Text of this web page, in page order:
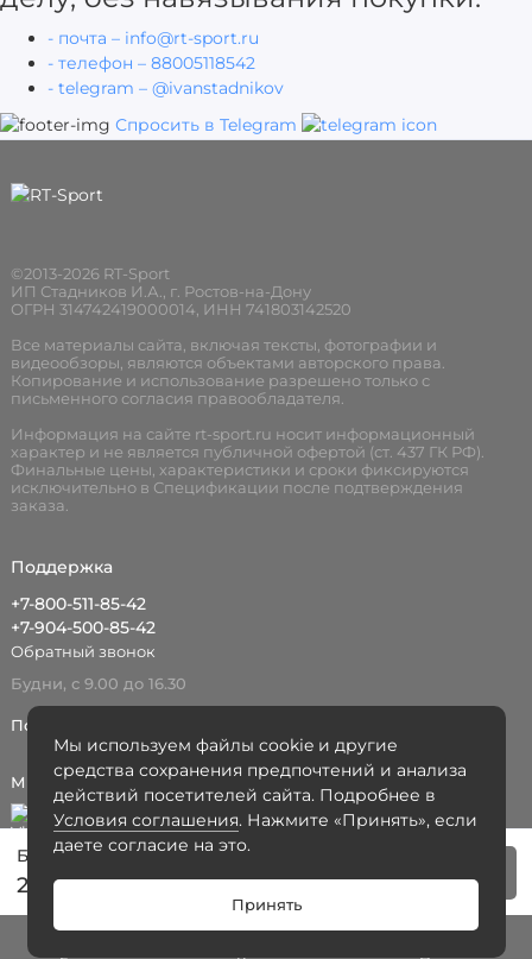
Бодипамп OKPRO OK3010G
27641 ₽
- почта – info@rt-sport.ru
- телефон – 88005118542
- telegram – @ivanstadnikov
Спросить в Telegram
Мы используем файлы cookie и другие
средства сохранения предпочтений и анализа
действий посетителей сайта. Подробнее в
Условия соглашения. Нажмите «Принять», если
даете согласие на это.
Принять
©2013-2026 RT-Sport
ИП Стадников И.А., г. Ростов-на-Дону
ОГРН 314742419000014, ИНН 741803142520
Все материалы сайта, включая тексты, фотографии и
видеообзоры, являются объектами авторского права.
Копирование и использование разрешено только с
письменного согласия правообладателя.
Информация на сайте rt-sport.ru носит информационный
характер и не является публичной офертой (ст. 437 ГК РФ).
Финальные цены, характеристики и сроки фиксируются
исключительно в Спецификации после подтверждения
заказа.
Поддержка
+7-800-511-85-42
+7-904-500-85-42
Обратный звонок
Будни, с 9.00 до 16.30
Поддержка в мессенджере
Мы в сети